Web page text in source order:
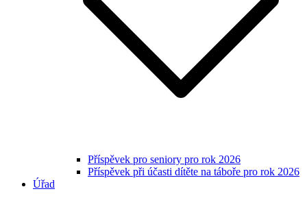
Příspěvek pro seniory pro rok 2026
Příspěvek při účasti dítěte na táboře pro rok 2026
Úřad